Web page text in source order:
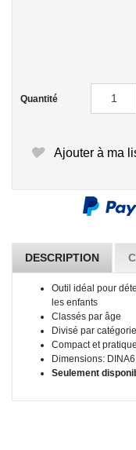
Quantité
Ajouter à ma
DESCRIPTION
Outil idéal pour
les enfants
Classés par âge
Divisé par
Compact et pratique
Dimensions:
Seulement